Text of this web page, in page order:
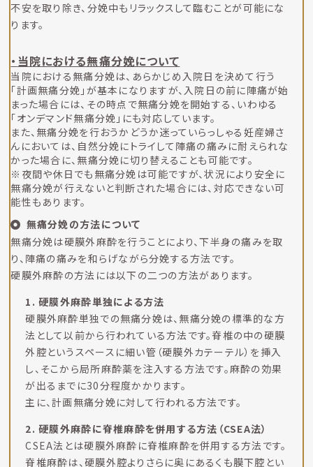
不安を取り除き、分娩中もリラックスして臨むことが可能にな
ります。
当院における無痛分娩について
当院における無痛分娩は、あらかじめ入院日を決めて行う
「計画無痛分娩」が基本になりますが、入院日の前に陣痛が始
まった場合には、その時点で無痛分娩を開始する、いわゆる
「オンデマンド無痛分娩」にも対応しています。
また、無痛分娩を行おうかどうか迷っていらっしゃる妊産婦さ
んにおいては、自然分娩にトライして陣痛の痛みに耐えられな
かった場合に、無痛分娩に切り替えることも可能です。
※夜間や休日でも無痛分娩は可能ですが、状況により安全に
無痛分娩が行えないと判断された場合には、対応できない可
能性もあります。
無痛分娩の方法について
無痛分娩は硬膜外麻酔を行うことにより、下半身の痛みを取
り、陣痛の痛みを和らげながら分娩する方法です。
硬膜外麻酔の方法には以下の二つの方法があります。
1. 硬膜外麻酔単独による方法
硬膜外麻酔単独での無痛分娩は、無痛分娩の標準的な方
法として以前から行われている方法です。脊椎の中の硬膜
外腔というスペースに細い管（硬膜外カテーテル）を挿入
し、そこから局所麻酔薬を注入する方法です。麻酔の効果
が出るまでに30分程度かかります。
主に、計画無痛分娩に対して行われる方法です。
2. 硬膜外麻酔に脊椎麻酔を併用する方法（CSEA法）
CSEA法とは硬膜外麻酔に脊椎麻酔を併用する方法です。
脊椎麻酔は、硬膜外腔よりさらに奥にあるくも膜下腔とい